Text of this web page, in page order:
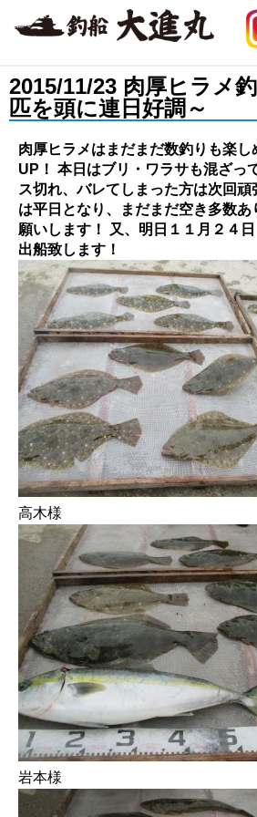
2015/11/23 肉厚ヒラメ
匹を頭に連日好調～
肉厚ヒラメはまだまだ数釣りも楽し
UP！ 本日はブリ・ワラサも混ざっ
ス切れ、バレてしまった方は次回頑
は平日となり、まだまだ空き多数
願いします！ 又、明日１１月２４
出船致します！
高木様
岩本様